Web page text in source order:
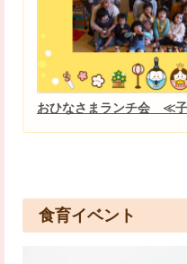
食育イベント